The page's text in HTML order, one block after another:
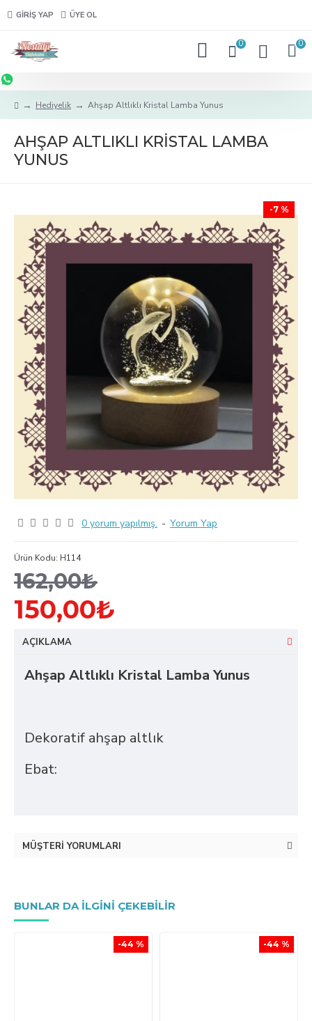
GIRIŞ YAP ÜYE OL
0 0
Hediyelik Ahşap Altlıklı Kristal Lamba Yunus
AHŞAP ALTLIKLI KRISTAL LAMBA
YUNUS
-7 %
0 yorum yapılmış. - Yorum Yap
150,00₺
162,00₺
Ürün Kodu: H114
AÇIKLAMA
Ahşap Altlıklı Kristal Lamba Yunus
Dekoratif ahşap altlık
Ebat:
MÜŞTERI YORUMLARI
BUNLAR DA ILGINI ÇEKEBILIR
-44 % -44 %